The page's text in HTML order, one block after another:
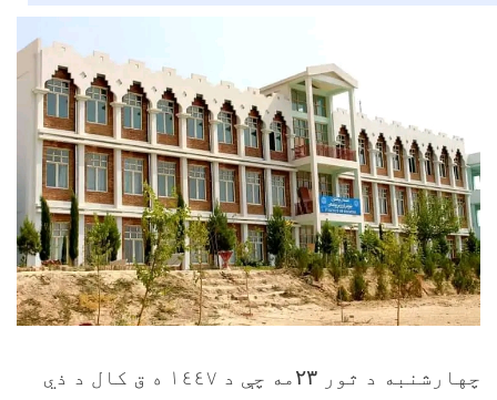
چهارشنبه د ثور ۲۳
مه چې د ١٤٤٧ ه ق کال د ذي